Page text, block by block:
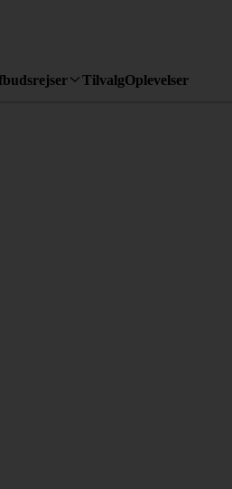
TilvalgOplevelser